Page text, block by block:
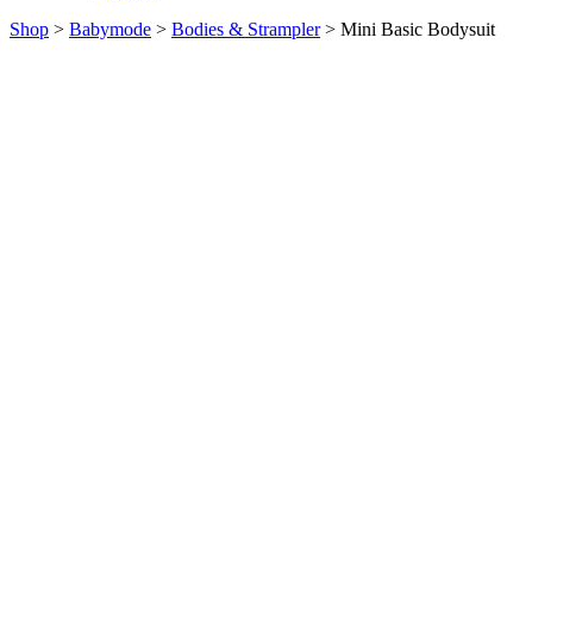
Shop > Babymode > Bodies & Strampler> Mini Basic Bodysuit